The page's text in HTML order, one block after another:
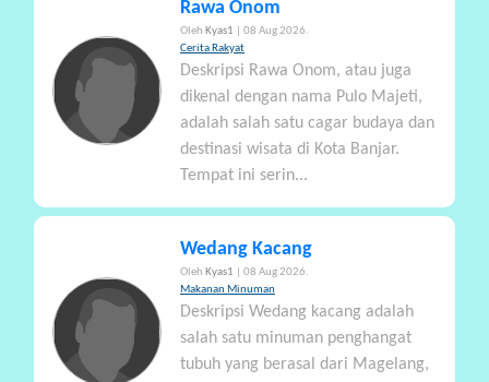
Rawa Onom
Oleh Kyas1
| 08 Aug 2026.
Cerita Rakyat
Deskripsi Rawa Onom, atau juga
dikenal dengan nama Pulo Majeti,
adalah salah satu cagar budaya dan
destinasi wisata di Kota Banjar.
Tempat ini serin...
Wedang Kacang
Oleh Kyas1
| 08 Aug 2026.
Makanan Minuman
Deskripsi Wedang kacang adalah
salah satu minuman penghangat
tubuh yang berasal dari Magelang,